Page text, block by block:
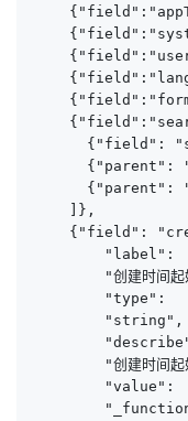
{"field":
{"parent":
{"parent":
    ]},
{"field":
        "label":
"创建时间起
        "type":
        "string",
"创建时间起
        "value":